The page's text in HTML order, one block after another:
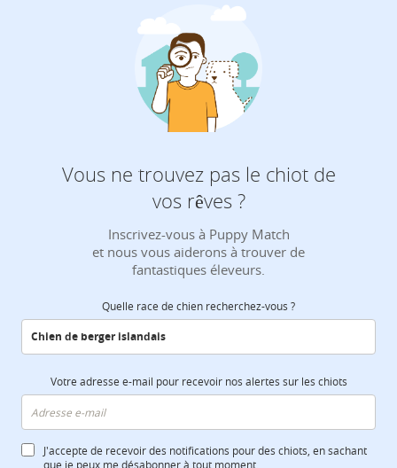
Vous ne trouvez pas le chiot de
vos rêves ?
Inscrivez-vous à Puppy Match
et nous vous aiderons à trouver de
fantastiques éleveurs.
Quelle race de chien recherchez-vous ?
Votre adresse e-mail pour recevoir nos alertes sur les chiots
J'accepte de recevoir des notifications pour des chiots, en sachant
que je peux me désabonner à tout moment.